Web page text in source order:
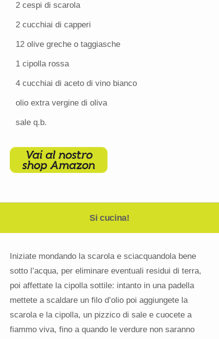
2 cespi di scarola
2 cucchiai di capperi
12 olive greche o taggiasche
1 cipolla rossa
4 cucchiai di aceto di vino bianco
olio extra vergine di oliva
sale q.b.
Si cucina!
Iniziate mondando la scarola e sciacquandola bene
sotto l’acqua, per eliminare eventuali residui di terra,
poi affettate la cipolla sottile: intanto in una padella
mettete a scaldare un filo d’olio poi aggiungete la
scarola e la cipolla, un pizzico di sale e cuocete a
fiammo viva, fino a quando le verdure non saranno